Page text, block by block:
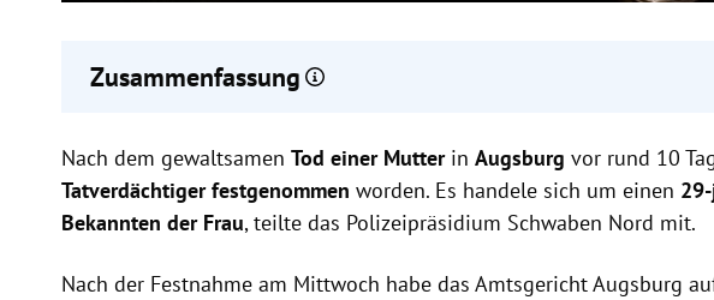
Zusammenfassung
29-jähriger Bekannter des Opfers, nicht der Vater der Kinder, wegen
Schusswaffe gefunden, Verbindung zur Tat und Motiv werden noch
Nach dem gewaltsamenTod einer MutterinAugsburgvor rund 10
Tatverdächtiger festgenommen worden. Es handele sich um einen
Bekannten der Frau, teilte das Polizeipräsidium Schwaben Nord mit.
Nach der Festnahme am Mittwoch habe das Amtsgericht Augsburg